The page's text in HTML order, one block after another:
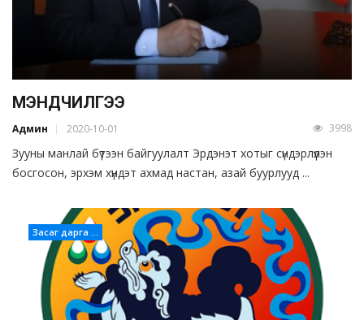
МЭНДЧИЛГЭЭ
Админ 2020-10-01 3998
Зууны манлай бүтээн байгуулалт Эрдэнэт хотыг сүндэрлүүлэн
босгосон, эрхэм хүндэт ахмад настан, азай буурлууд ...
Засаг дарга ...